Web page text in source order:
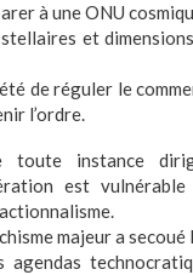
à une ONU
et
de réguler le
l’ordre.
toute instance
est
majeur a
agendas